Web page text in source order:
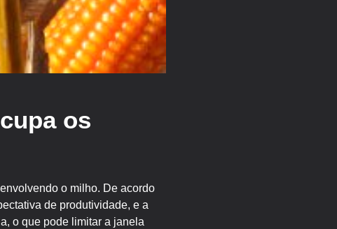
os
o milho. De acordo
de produtividade, e a
o que pode limitar a janela